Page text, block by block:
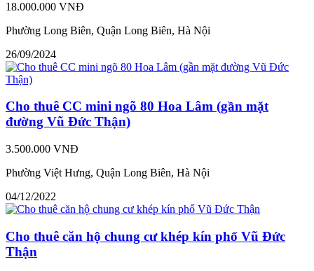
18.000.000 VNĐ
Phường Long Biên, Quận Long Biên, Hà Nội
26/09/2024
Cho thuê CC mini ngõ 80 Hoa Lâm (gần mặt
đường Vũ Đức Thận)
3.500.000 VNĐ
Phường Việt Hưng, Quận Long Biên, Hà Nội
04/12/2022
Cho thuê căn hộ chung cư khép kín phố Vũ Đức
Thận